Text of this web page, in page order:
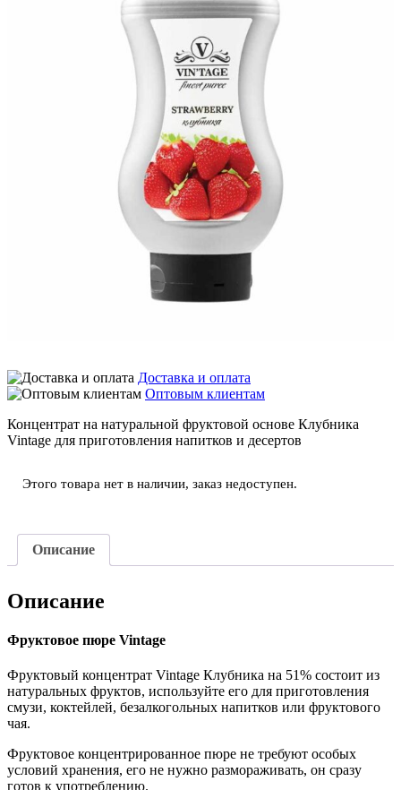
Доставка и оплата
Оптовым клиентам
Концентрат на натуральной фруктовой основе Клубника
Vintage для приготовления напитков и десертов
Этого товара нет в наличии, заказ недоступен.
Описание
Описание
Фруктовое пюре Vintage
Фруктовый концентрат Vintage Клубника на 51% состоит из
натуральных фруктов, используйте его для приготовления
смузи, коктейлей, безалкогольных напитков или фруктового
чая.
Фруктовое концентрированное пюре не требуют особых
условий хранения, его не нужно размораживать, он сразу
готов к употреблению.